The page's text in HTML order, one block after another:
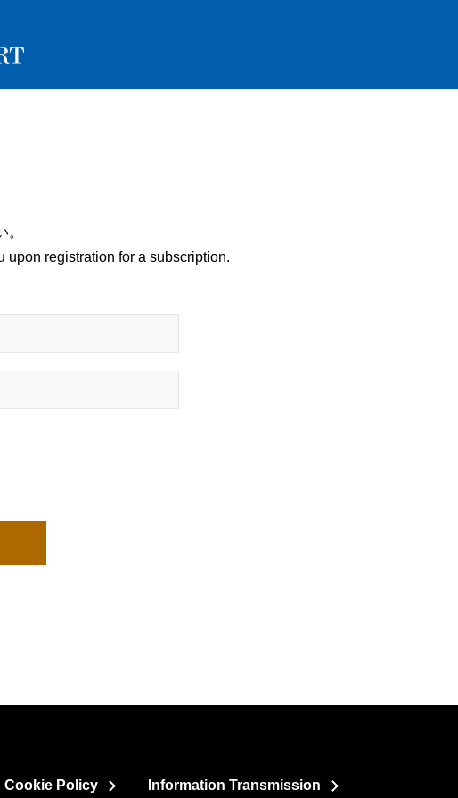
。
upon registration for a subscription.
Cookie Policy Information Transmission